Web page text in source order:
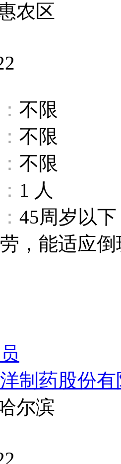
农区
不限
不限
不限
1 人
45周岁以
，能适应倒
制药股份
尔滨